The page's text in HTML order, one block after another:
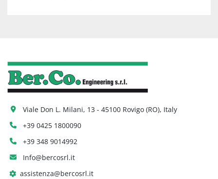
Viale Don L. Milani, 13 - 45100 Rovigo (RO), Italy
+39 0425 1800090
+39 348 9014992
Info@bercosrl.it
assistenza@bercosrl.it